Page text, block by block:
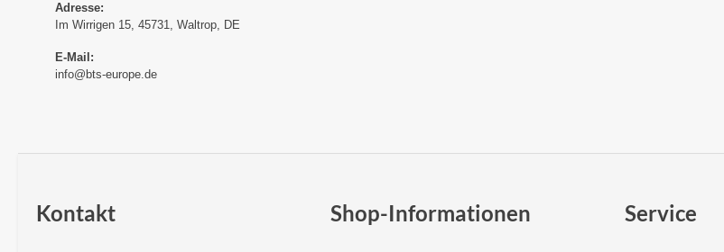
Adresse:
Im Wirrigen 15, 45731, Waltrop, DE
E-Mail:
info@bts-europe.de
Kontakt Shop-Informationen Service